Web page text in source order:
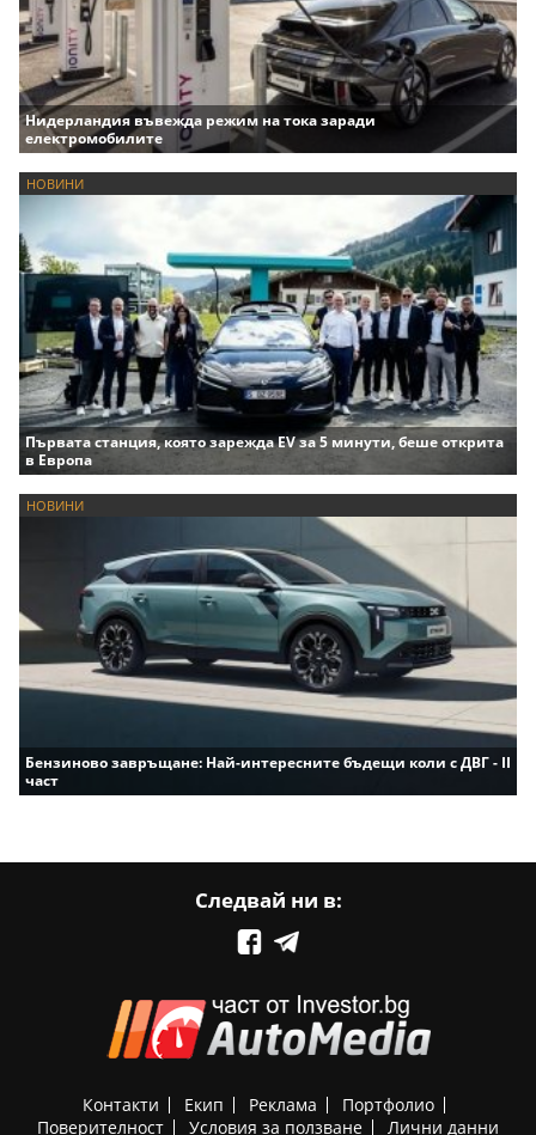
Нидерландия въвежда режим на тока заради
електромобилите
НОВИНИ
Първата станция, която зарежда EV за 5 минути, беше открита
в Европа
НОВИНИ
Бензиново завръщане: Най-интересните бъдещи коли с ДВГ - II
част
Следвай ни в:
Контакти Екип Реклама
Портфолио
Поверителност
Условия за ползване Лични данни